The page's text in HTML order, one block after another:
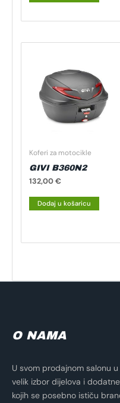
Koferi za motocikle
GIVI B360N2
132,00€
Dodaj u košaricu
O NAMA
U svom prodajnom salonu
velik izbor dijelova i
kojih se posebno ističu